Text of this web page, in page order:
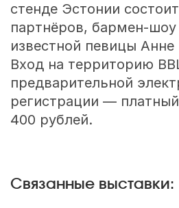
стенде Эстонии
партнёров, бармен-
известной певицы Анне
Вход на территорию
предварительной
регистрации —
400 рублей.
Связанные выставки: